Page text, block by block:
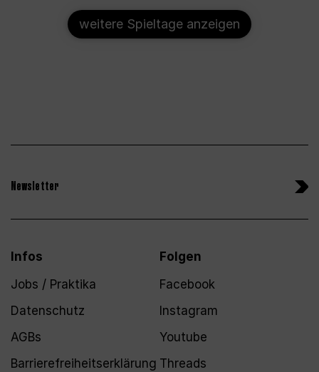
weitere Spieltage anzeigen
Newsletter
Infos
Jobs / Praktika
Datenschutz
AGBs
Barrierefreiheitserklärung
Folgen
Facebook
Instagram
Youtube
Threads